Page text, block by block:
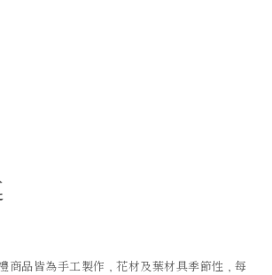
商品皆為手工製作，花材及葉材具季節性，每